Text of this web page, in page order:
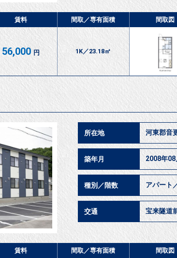
賃料 間取／専有面積 間取図
56,000 円 1K／23.18㎡
所在地 河東郡音
築年月 2008年08
種別／階数 アパート
交通 宝来隧道
賃料 間取／専有面積 間取図